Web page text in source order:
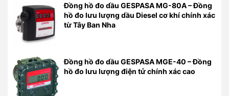
Đồng hồ đo dầu GESPASA MG-80A – Đồng
hồ đo lưu lượng dầu Diesel cơ khí chính xác
từ Tây Ban Nha
Đồng hồ đo dầu GESPASA MGE-40 – Đồng
hồ đo lưu lượng điện tử chính xác cao